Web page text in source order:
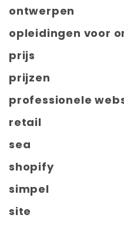
ontwerpen
opleidingen voor
prijs
prijzen
professionele
retail
sea
shopify
simpel
site